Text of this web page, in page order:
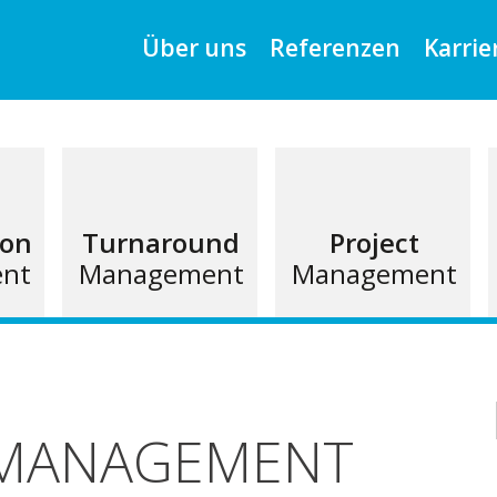
Über uns Referenzen
Turnaround
Management
Project
Management